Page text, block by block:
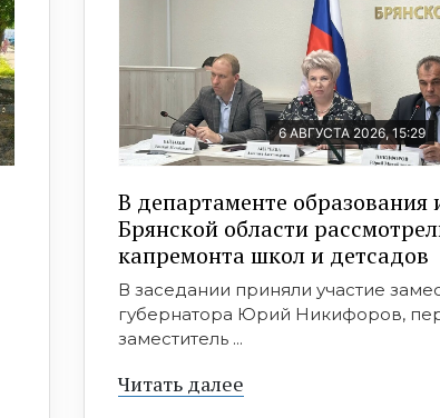
6 АВГУСТА 2026, 15:29
В департаменте образования
Брянской области
капремонта школ и детсадов
В заседании приняли участие
губернатора Юрий Никифоров,
заместитель ...
Читать далее